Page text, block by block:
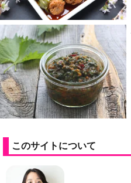
このサイトについて